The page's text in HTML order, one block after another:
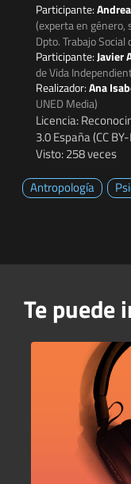
Participante:
(experta en género,
Dpto. Trabajo Social
Participante:Javier
de Vida
Realizador:Ana
UNED Media)
Licencia:
3.0 España (CC
Visto: 258 veces
Antropología
Te puede